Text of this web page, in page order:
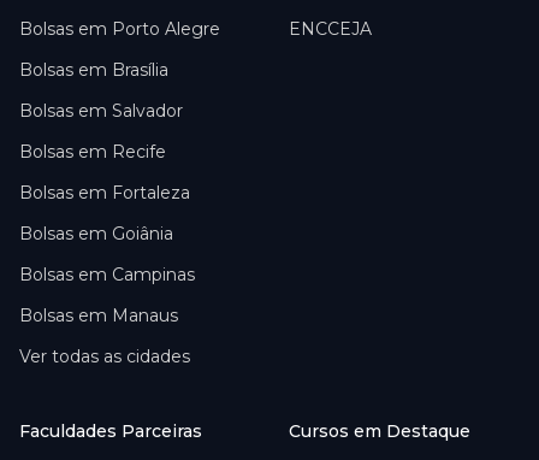
Bolsas em Porto Alegre
Bolsas em Brasília
Bolsas em Salvador
Bolsas em Recife
Bolsas em Fortaleza
Bolsas em Goiânia
Bolsas em Campinas
Bolsas em Manaus
Ver todas as cidades
ENCCEJA
Faculdades Parceiras Cursos em Destaque